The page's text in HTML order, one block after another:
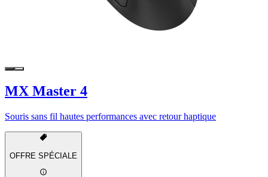
MX Master 4
Souris sans fil hautes performances avec retour haptique
OFFRE SPÉCIALE